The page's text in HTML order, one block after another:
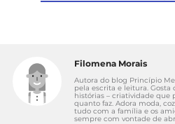
Filomena Morais
Autora do blog Princípio
pela escrita e leitura.
histórias – criatividade que
quanto faz. Adora moda,
tudo com a família e os
sempre com vontade de